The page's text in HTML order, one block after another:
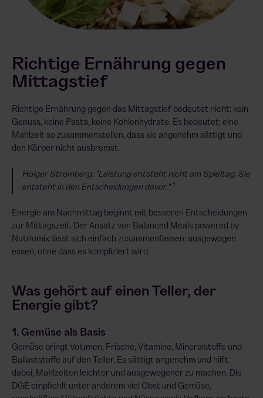
Richtige Ernährung gegen
Mittagstief
Richtige Ernährung gegen das Mittagstief bedeutet nicht: kein
Genuss, keine Pasta, keine Kohlenhydrate. Es bedeutet: eine
Mahlzeit so zusammenstellen, dass sie angenehm sättigt und
den Körper nicht ausbremst.
Holger Stromberg: "Leistung entsteht nicht am Spieltag. Sie
entsteht in den Entscheidungen davor." 1
Energie am Nachmittag beginnt mit besseren Entscheidungen
zur Mittagszeit. Der Ansatz von Balanced Meals powered by
Nutriomix lässt sich einfach zusammenfassen: ausgewogen
essen, ohne dass es kompliziert wird.
Was gehört auf einen Teller, der
Energie gibt?
1. Gemüse als Basis
Gemüse bringt Volumen, Frische, Vitamine, Mineralstoffe und
Ballaststoffe auf den Teller. Es sättigt angenehm und hilft
dabei, Mahlzeiten leichter und ausgewogener zu machen. Die
DGE empfiehlt unter anderem viel Obst und Gemüse,